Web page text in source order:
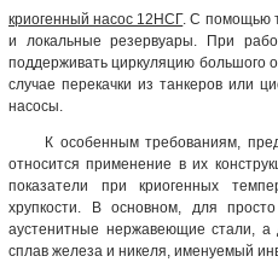
криогенный насос 12НСГ. С помощью
и локальные резервуары. При
поддерживать циркуляцию большого
случае перекачки из танкеров или
насосы.
К особенным требованиям,
относится применение в их
показатели при криогенных
хрупкости. В основном, для
аустенитные нержавеющие стали, а
сплав железа и никеля, именуемый